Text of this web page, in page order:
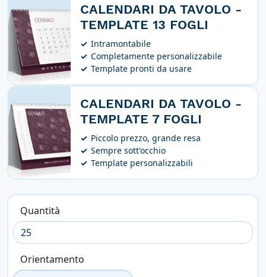
CALENDARI DA TAVOLO -
TEMPLATE 13 FOGLI
Intramontabile
Completamente personalizzabile
Template pronti da usare
CALENDARI DA TAVOLO -
TEMPLATE 7 FOGLI
Piccolo prezzo, grande resa
Sempre sott'occhio
Template personalizzabili
Quantità
Orientamento